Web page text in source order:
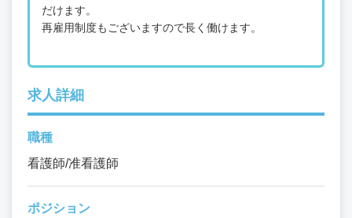
だけます。
再雇用制度もございますので長く働けます。
求人詳細
職種
看護師/准看護師
ポジション